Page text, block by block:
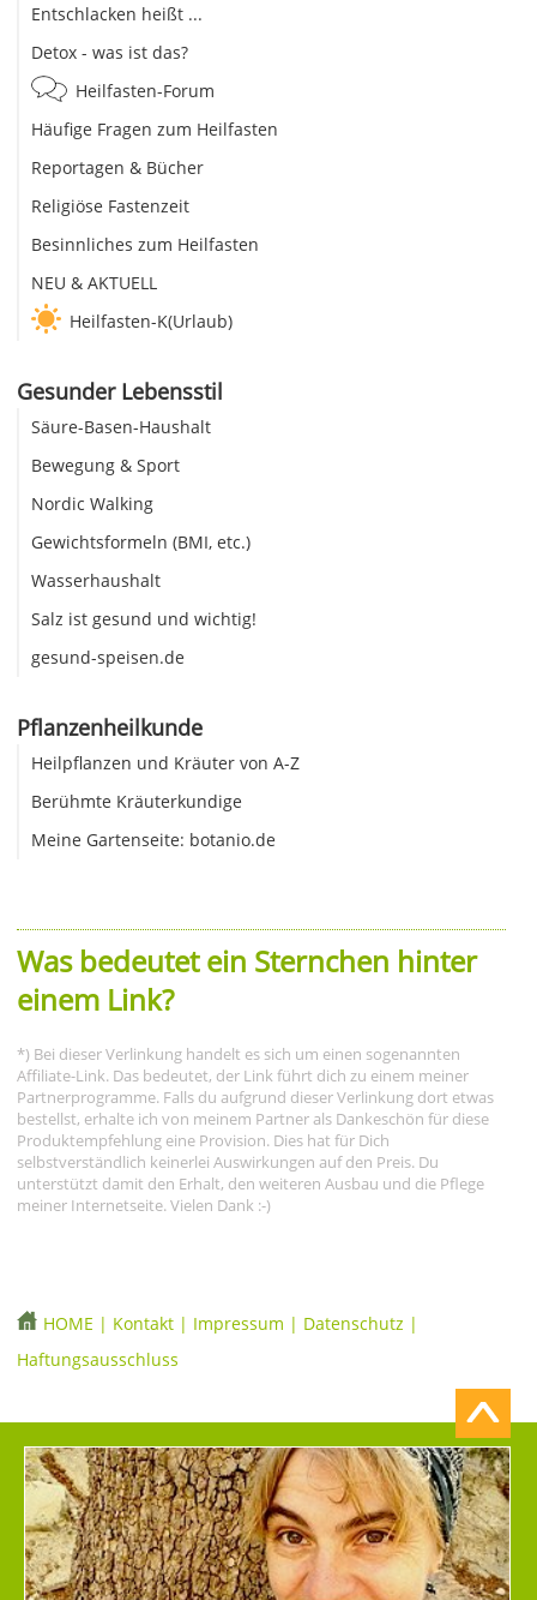
Entschlacken heißt ...
Detox - was ist das?
Heilfasten-Forum
Häufige Fragen zum Heilfasten
Reportagen & Bücher
Religiöse Fastenzeit
Besinnliches zum Heilfasten
NEU & AKTUELL
Heilfasten-K(Urlaub)
Gesunder Lebensstil
Säure-Basen-Haushalt
Bewegung & Sport
Nordic Walking
Gewichtsformeln (BMI, etc.)
Wasserhaushalt
Salz ist gesund und wichtig!
gesund-speisen.de
Pflanzenheilkunde
Heilpflanzen und Kräuter von A-Z
Berühmte Kräuterkundige
Meine Gartenseite: botanio.de
Was bedeutet ein Sternchen hinter
einem Link?
*) Bei dieser Verlinkung handelt es sich um einen sogenannten
Affiliate-Link. Das bedeutet, der Link führt dich zu einem meiner
Partnerprogramme. Falls du aufgrund dieser Verlinkung dort etwas
bestellst, erhalte ich von meinem Partner als Dankeschön für diese
Produktempfehlung eine Provision. Dies hat für Dich
selbstverständlich keinerlei Auswirkungen auf den Preis. Du
unterstützt damit den Erhalt, den weiteren Ausbau und die Pflege
meiner Internetseite. Vielen Dank :-)
HOME | Kontakt | Impressum | Datenschutz |
Haftungsausschluss